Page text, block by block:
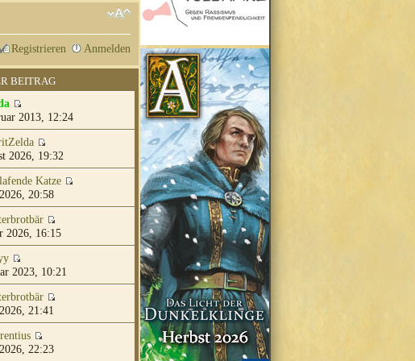
Registrieren Anmelden
BEITRAG
2013, 12:24
2026, 19:32
Katze
20:58
2026, 16:15
2023, 10:21
21:41
22:23